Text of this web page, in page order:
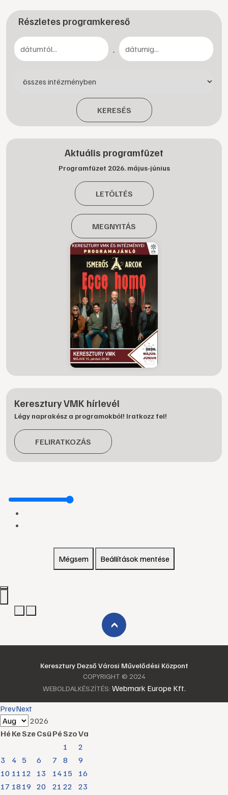
Részletes programkereső
-
KERESÉS
Aktuális programfüzet
Programfüzet 2026. május-június
LETÖLTÉS
MEGNYITÁS
Keresztury VMK hírlevél
Légy naprakész a programokból! Iratkozz fel!
FELIRATKOZÁS
Mégsem Beállítások mentése
›
Keresztury Dezső Városi Művelődési Központ
COPYRIGHT © 2024
WEBOLDALKÉSZÍTÉS: Webmark Europe Kft.
PrevNext
2026
HéKeSzeCsüPéSzoVa
1
2
3
4 5 6 7 8
9
10 11 12 13 14 15
16
17 18 19 20 21 22
23